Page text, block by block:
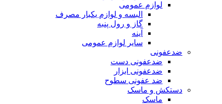
لوازم عمومی
البسه و لوازم یکبار مصرف
گاز و رول پنبه
آینه
سایر لوازم عمومی
ضدعفونی
ضدعفونی دست
ضدعفونی ابزار
ضد عفونی سطوح
دستکش و ماسک
ماسک